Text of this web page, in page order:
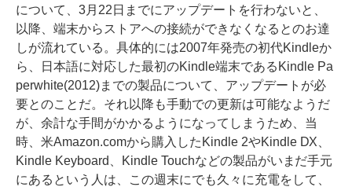
について、3月22日までにアップデートを行わないと、
以降、端末からストアへの接続ができなくなるとのお達
しが流れている。具体的には2007年発売の初代Kindleか
ら、日本語に対応した最初のKindle端末であるKindle Pa
perwhite(2012)までの製品について、アップデートが必
要とのことだ。それ以降も手動での更新は可能なようだ
が、余計な手間がかかるようになってしまうため、当
時、米Amazon.comから購入したKindle 2やKindle DX、
Kindle Keyboard、Kindle Touchなどの製品がいまだ手元
にあるという人は、この週末にでも久々に充電をして、